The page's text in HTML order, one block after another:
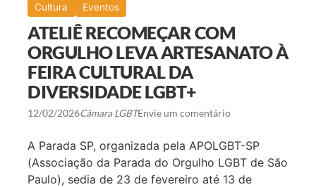
O
MENU
Cultura Eventos
ATELIÊ RECOMEÇAR COM
ORGULHO LEVA ARTESANATO À
FEIRA CULTURAL DA
DIVERSIDADE LGBT+
12/02/2026Câmara LGBTEnvie um comentário
A Parada SP, organizada pela APOLGBT-SP
(Associação da Parada do Orgulho LGBT de São
Paulo), sedia de 23 de fevereiro até 13 de